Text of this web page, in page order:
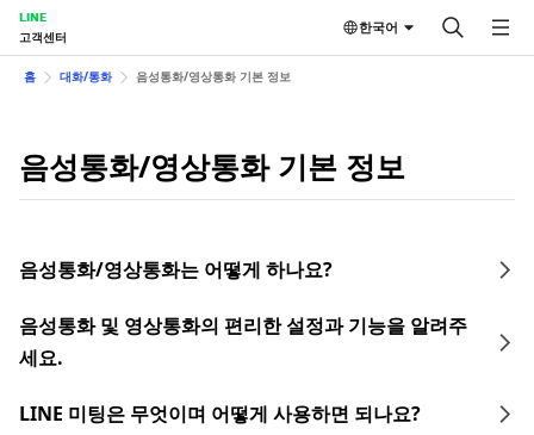
LINE
고객센터
한국어
홈 대화/통화 음성통화/영상통화 기본 정보
음성통화/영상통화 기본 정보
음성통화/영상통화는 어떻게 하나요?
음성통화 및 영상통화의 편리한 설정과 기능을 알려주
세요.
LINE 미팅은 무엇이며 어떻게 사용하면 되나요?